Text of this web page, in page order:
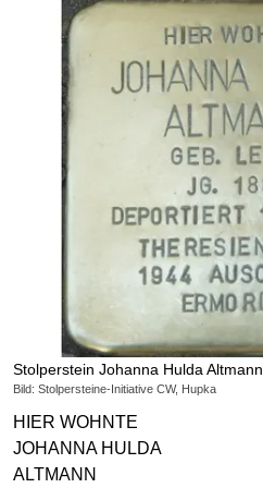
Stolperstein Johanna Hulda Altmann
Bild: Stolpersteine-Initiative CW, Hupka
HIER WOHNTE
JOHANNA HULDA
ALTMANN